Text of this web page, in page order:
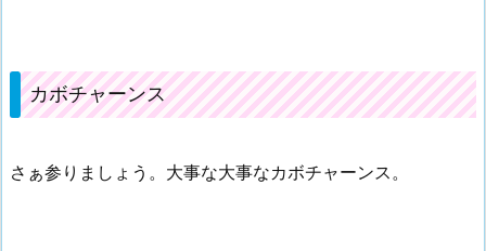
カボチャーンス
さぁ参りましょう。大事な大事なカボチャーンス。